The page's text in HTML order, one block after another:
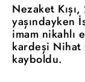
Nezaket
yaşındayken
imam nikahlı
kardeşi Nihat
kayboldu.